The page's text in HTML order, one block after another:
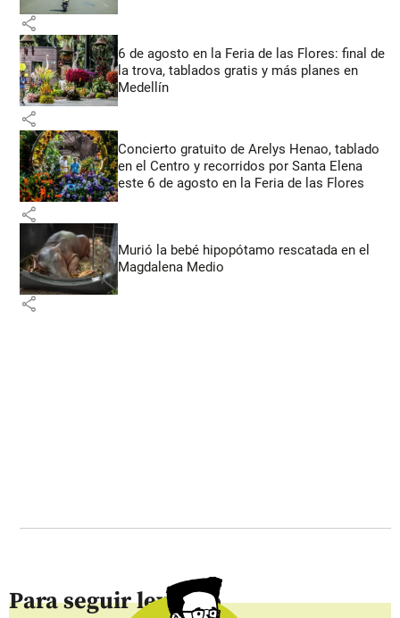
share
6 de agosto en la Feria de las Flores: final de
la trova, tablados gratis y más planes en
Medellín
share
Concierto gratuito de Arelys Henao, tablado
en el Centro y recorridos por Santa Elena
este 6 de agosto en la Feria de las Flores
share
Murió la bebé hipopótamo rescatada en el
Magdalena Medio
share
Para seguir leyendo